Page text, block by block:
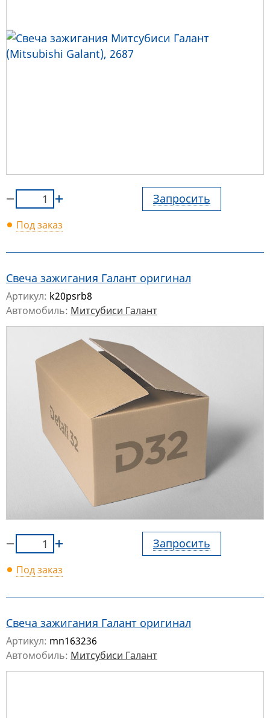
Запросить
Под заказ
Свеча зажигания Галант оригинал
Артикул: k20psrb8
Автомобиль: Митсубиси Галант
Запросить
Под заказ
Свеча зажигания Галант оригинал
Артикул: mn163236
Автомобиль: Митсубиси Галант